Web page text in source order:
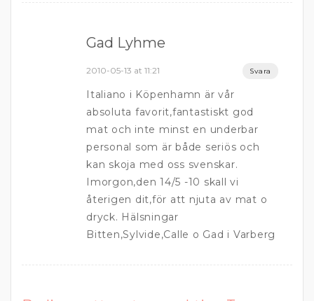
Gad Lyhme
2010-05-13 at 11:21 Svara
Italiano i Köpenhamn är vår
absoluta favorit,fantastiskt god
mat och inte minst en underbar
personal som är både seriös och
kan skoja med oss svenskar.
Imorgon,den 14/5 -10 skall vi
återigen dit,för att njuta av mat o
dryck. Hälsningar
Bitten,Sylvide,Calle o Gad i Varberg